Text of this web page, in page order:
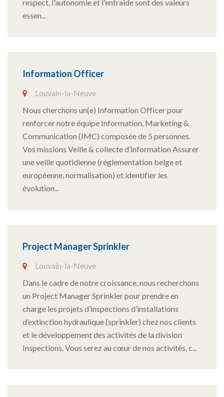
respect, l'autonomie et l'entraide sont des valeurs
essen...
Information Officer
Louvain-la-Neuve
Nous cherchons un(e) Information Officer pour
renforcer notre équipe Information, Marketing &
Communication (IMC) composée de 5 personnes.
Vos missions Veille & collecte d’information Assurer
une veille quotidienne (réglementation belge et
européenne, normalisation) et identifier les
évolution...
Project Manager Sprinkler
Louvain-la-Neuve
Dans le cadre de notre croissance, nous recherchons
un Project Manager Sprinkler pour prendre en
charge les projets d’inspections d’installations
d’extinction hydraulique (sprinkler) chez nos clients
et le développement des activités de la division
Inspections. Vous serez au cœur de nos activités, c...